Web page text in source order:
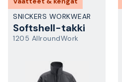
SNICKERS WORKWEAR
Softshell-takki
1205 AllroundWork